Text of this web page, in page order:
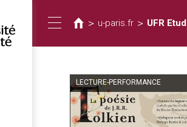
Toggle
navigation
êtes
ici
> u-paris.fr > UFR
LECTURE-PERFORMANCE